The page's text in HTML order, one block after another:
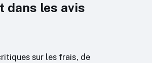
dans les avis
sur les frais, de